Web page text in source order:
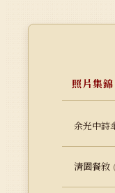
照片集錦
余光中詩
清園餐敘